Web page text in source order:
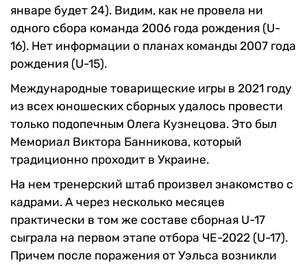
январе будет 24). Видим, как не провела ни
одного сбора команда 2006 года рождения (U-
16). Нет информации о планах команды 2007 года
рождения (U-15).
Международные товарищеские игры в 2021 году
из всех юношеских сборных удалось провести
только подопечным Олега Кузнецова. Это был
Мемориал Виктора Банникова, который
традиционно проходит в Украине.
На нем тренерский штаб произвел знакомство с
кадрами. А через несколько месяцев
практически в том же составе сборная U-17
сыграла на первом этапе отбора ЧЕ-2022 (U-17).
Причем после поражения от Уэльса возникли